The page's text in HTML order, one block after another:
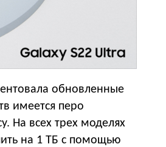
обновленные
имеется перо
На всех трех моделях
на 1 ТБ с помощью